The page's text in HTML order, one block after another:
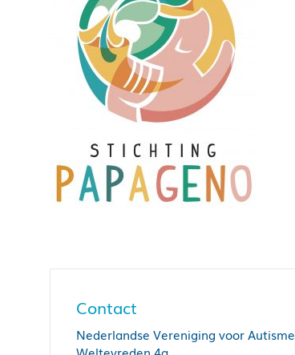
Contact
Nederlandse Vereniging voor Autisme